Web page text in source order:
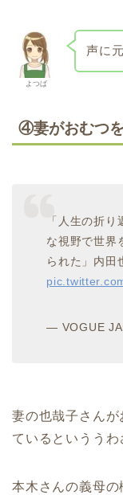
よつば
声に
④妻がおむつ
「人生の折
な視野で世界
られた」内田
— VOGUE
妻の也哉子さん
ているといううわ
本木さんの義母